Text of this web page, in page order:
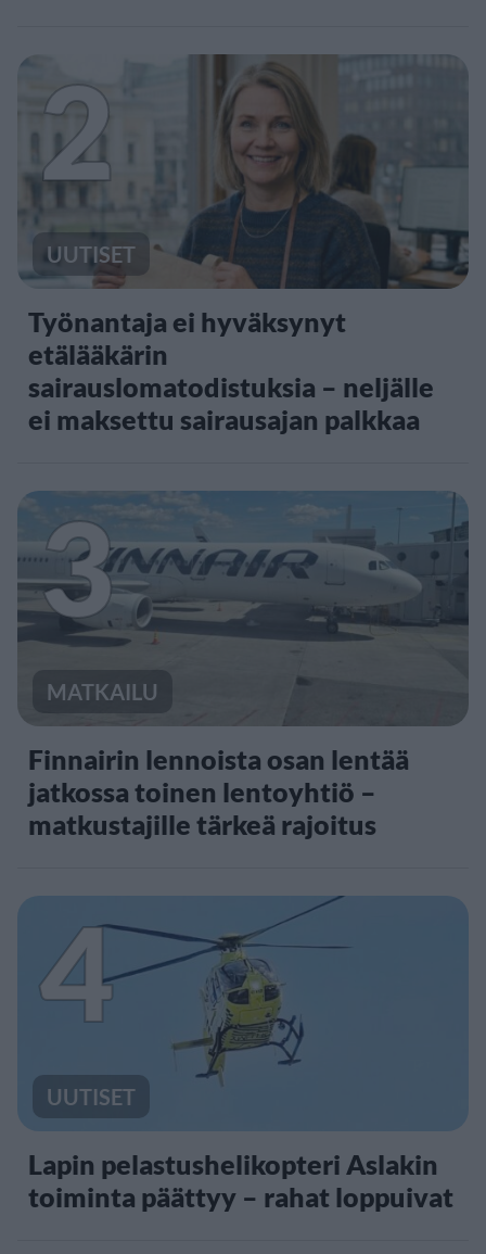
2
UUTISET
Työnantaja ei hyväksynyt
etälääkärin
sairauslomatodistuksia – neljälle
ei maksettu sairausajan palkkaa
3
MATKAILU
Finnairin lennoista osan lentää
jatkossa toinen lentoyhtiö –
matkustajille tärkeä rajoitus
4
UUTISET
Lapin pelastushelikopteri Aslakin
toiminta päättyy – rahat loppuivat